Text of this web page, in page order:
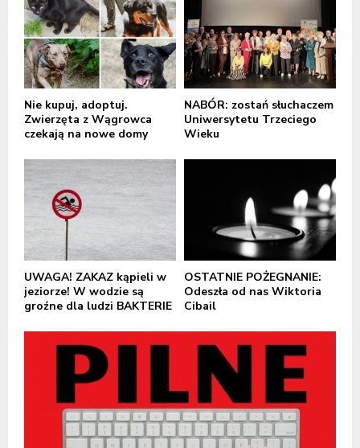
Nie kupuj, adoptuj.
Zwierzęta z Wągrowca
czekają na nowe domy
NABÓR: zostań słuchaczem
Uniwersytetu Trzeciego
Wieku
UWAGA! ZAKAZ kąpieli w
jeziorze! W wodzie są
groźne dla ludzi BAKTERIE
OSTATNIE POŻEGNANIE:
Odeszła od nas Wiktoria
Cibail